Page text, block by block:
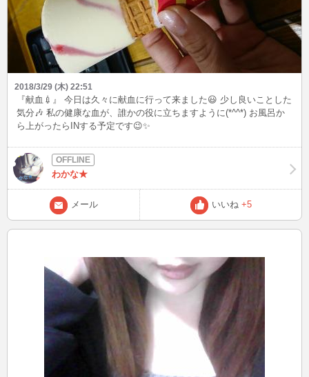
2018/3/29 (木) 22:51
『献血💉』 今日は久々に献血に行って来ました😃 少し良いことした
気分🎶 私の健康な血が、誰かの役に立ちますように(*^^*) お風呂か
ら上がったらINする予定です😉✨
わかな★
メール いいね +5